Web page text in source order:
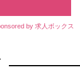
by 求人ボックス